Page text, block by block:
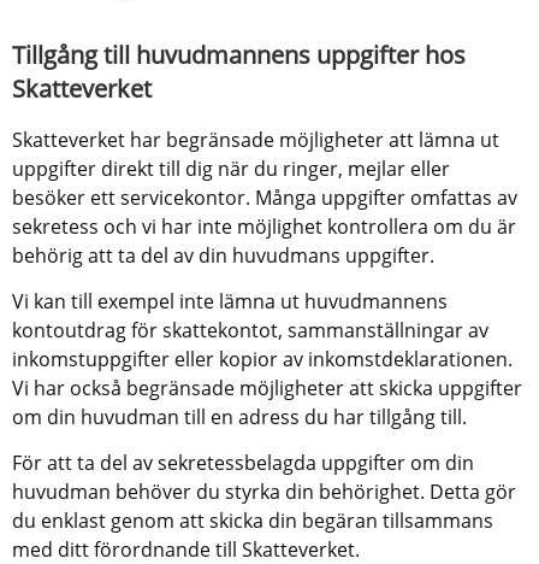
Tillgång till huvudmannens uppgifter hos
Skatteverket
Skatteverket har begränsade möjligheter att lämna ut
uppgifter direkt till dig när du ringer, mejlar eller
besöker ett servicekontor. Många uppgifter omfattas av
sekretess och vi har inte möjlighet kontrollera om du är
behörig att ta del av din huvudmans uppgifter.
Vi kan till exempel inte lämna ut huvudmannens
kontoutdrag för skattekontot, sammanställningar av
inkomstuppgifter eller kopior av inkomstdeklarationen.
Vi har också begränsade möjligheter att skicka uppgifter
om din huvudman till en adress du har tillgång till.
För att ta del av sekretessbelagda uppgifter om din
huvudman behöver du styrka din behörighet. Detta gör
du enklast genom att skicka din begäran tillsammans
med ditt förordnande till Skatteverket.